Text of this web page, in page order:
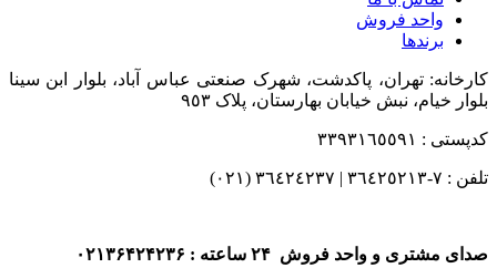
واحد فروش
برندها
کارخانه: تهران، پاکدشت، شهرک صنعتی عباس آباد، بلوار ابن سینا
بلوار خیام، نبش خیابان بهارستان، پلاک ٩٥٣
کدپستی : ٣٣٩٣١٦٥٥٩١
تلفن : ٧-٣٦٤٢٥٢١٣ | ٣٦٤٢٤٢٣٧ (٠٢١)
صدای مشتری و واحد فروش ۲۴ ساعته : ۰۲۱۳۶۴۲۴۲۳۶